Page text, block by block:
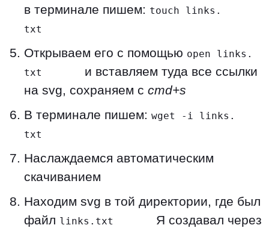
в терминале пишем: touch links.
txt
Открываем его с помощью open links.
txt
и вставляем туда все ссылки
на svg, сохраняем с cmd+s
В терминале пишем: wget -i links.
txt
Наслаждаемся автоматическим
скачиванием
Находим svg в той директории, где был
файл links.txt
Я создавал через